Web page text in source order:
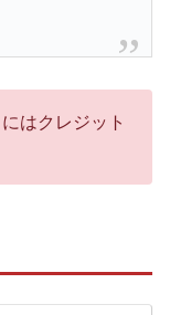
はクレジット